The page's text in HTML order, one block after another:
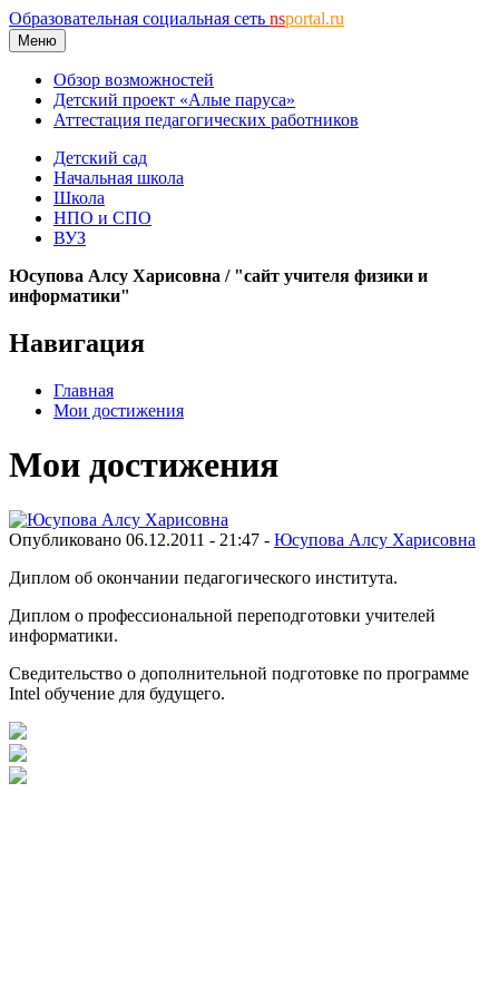
Образовательная социальная сеть nsportal.ru
Меню
Обзор возможностей
Детский проект «Алые паруса»
Аттестация педагогических работников
Детский сад
Начальная школа
Школа
НПО и СПО
ВУЗ
Юсупова Алсу Харисовна / "сайт учителя физики и
информатики"
Навигация
Главная
Мои достижения
Мои достижения
Опубликовано 06.12.2011 - 21:47 - Юсупова Алсу Харисовна
Диплом об окончании педагогического института.
Диплом о профессиональной переподготовки учителей
информатики.
Сведительство о дополнительной подготовке по программе
Intel обучение для будущего.